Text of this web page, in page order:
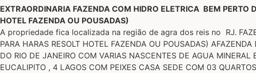
EXTRAORDINARIA FAZENDA COM HIDRO ELETRICA BEM
HOTEL FAZENDA OU POUSADAS)
A propriedade fica localizada na região de agra dos reis no RJ.
PARA HARAS RESOLT HOTEL FAZENDA OU POUSADAS)
DO RIO DE JANEIRO COM VARIAS NASCENTES DE AGUA
EUCALIPITO , 4 LAGOS COM PEIXES CASA SEDE COM 03